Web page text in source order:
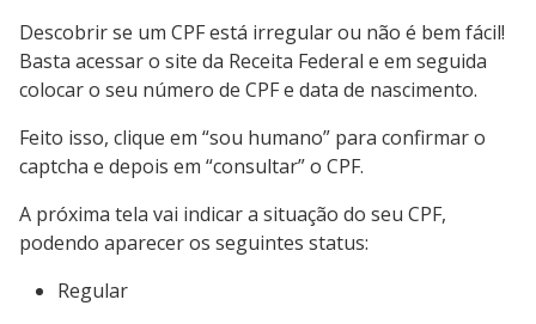
Descobrir se um CPF está irregular ou não é bem fácil!
Basta acessar o site da Receita Federal e em seguida
colocar o seu número de CPF e data de nascimento.
Feito isso, clique em “sou humano” para confirmar o
captcha e depois em “consultar” o CPF.
A próxima tela vai indicar a situação do seu CPF,
podendo aparecer os seguintes status:
Regular